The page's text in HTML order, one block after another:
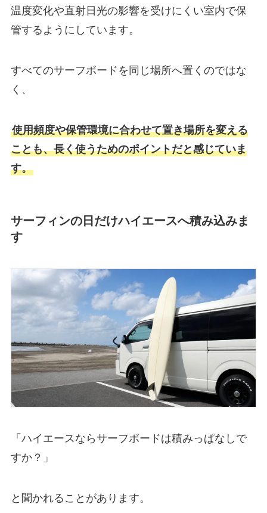
温度変化や直射日光の影響を受けにくい室内で保
管するようにしています。
すべてのサーフボードを同じ場所へ置くのではな
く、
使用頻度や保管環境に合わせて置き場所を変える
ことも、長く使うためのポイントだと感じていま
す。
サーフィンの日だけハイエースへ積み込みま
す
「ハイエースならサーフボードは積みっぱなしで
すか？」
と聞かれることがあります。